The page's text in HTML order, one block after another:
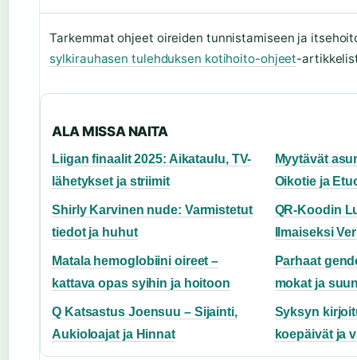
Tarkemmat ohjeet oireiden tunnistamiseen ja
sylkirauhasen tulehduksen kotihoito-ohjeet-
ALA MISSA NAITA
Liigan finaalit 2025: Aikataulu, TV-
lähetykset ja striimit
Myytävät
Oikotie ja
Shirly Karvinen nude: Varmistetut
tiedot ja huhut
QR-Koodin
Ilmaiseksi
Matala hemoglobiini oireet –
kattava opas syihin ja hoitoon
Parhaat
mokat ja
Q Katsastus Joensuu – Sijainti,
Aukioloajat ja Hinnat
Syksyn
koepäivät ja